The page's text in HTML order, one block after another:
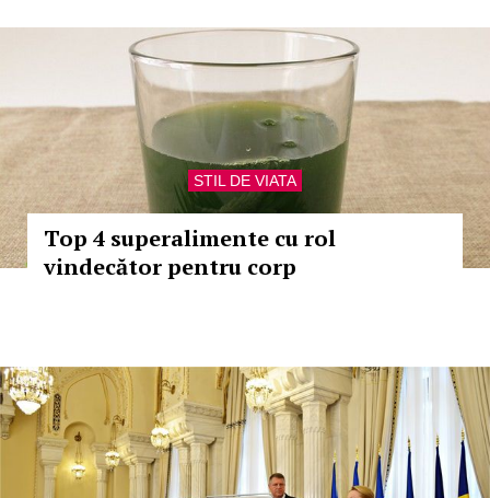
STIL DE VIATA
Top 4 superalimente cu rol
vindecător pentru corp